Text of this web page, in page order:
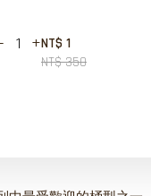
+NT$ 1
NT$ 350